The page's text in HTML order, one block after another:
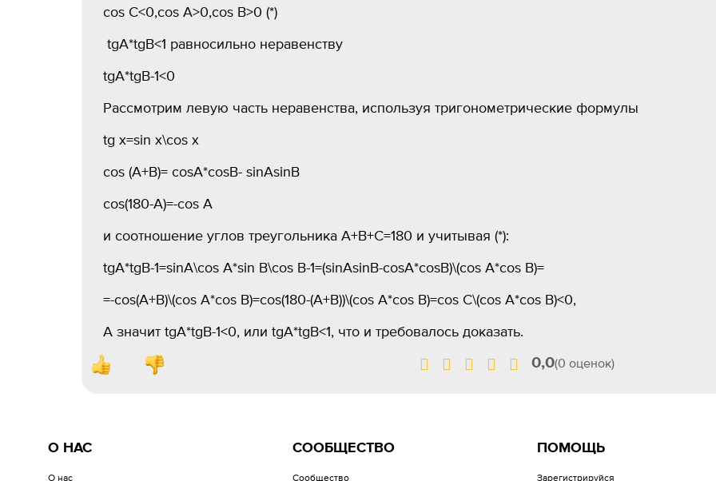
cos C<0,cos A>0,cos B>0 (*)
tgA*tgB<1 равносильно неравенству
tgA*tgB-1<0
Рассмотрим левую часть неравенства, используя тригонометрические формулы
tg x=sin x\cos x
cos (A+B)= cosA*cosB- sinAsinB
cos(180-A)=-cos A
и соотношение углов треугольника A+B+C=180 и учитывая (*):
tgA*tgB-1=sinA\cos A*sin B\cos B-1=(sinAsinB-cosA*cosB)\(cos A*cos B)=
=-cos(A+B)\(cos A*cos B)=cos(180-(A+B))\(cos A*cos B)=cos C\(cos A*cos B)<0,
А значит tgA*tgB-1<0, или tgA*tgB<1, что и требовалось доказать.
0,0(0 оценок)
О НАС
О нас
СООБЩЕСТВО
Сообщество
ПОМОЩЬ
Зарегистрируйся